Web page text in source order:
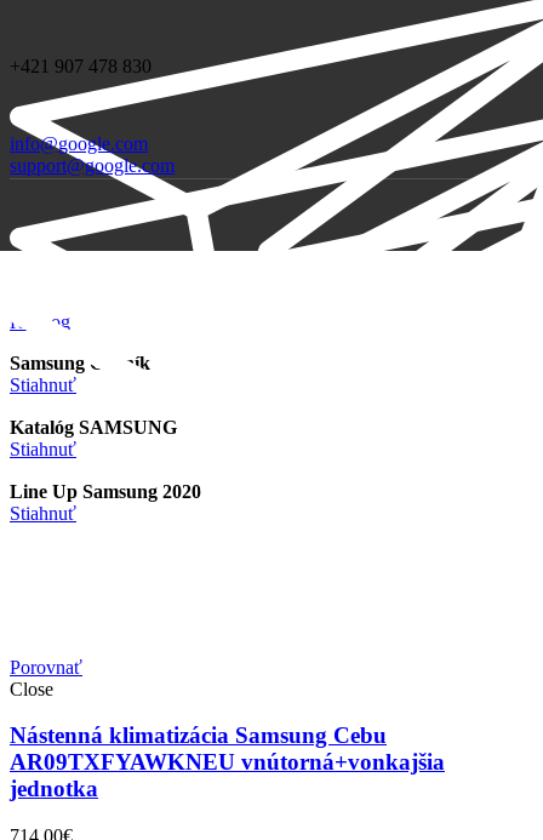
+421 907 478 830
info@google.com
support@google.com
Katalóg
Samsung Cenník
Stiahnuť
Katalóg SAMSUNG
Stiahnuť
Line Up Samsung 2020
Stiahnuť
Porovnať
Close
Nástenná klimatizácia Samsung Cebu
AR09TXFYAWKNEU vnútorná+vonkajšia
jednotka
714.00€